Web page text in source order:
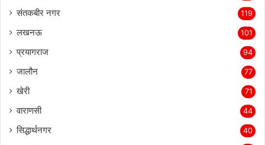
संतकबीर नगर 119
लखनऊ 101
प्रयागराज 94
जालौन 77
खेरी 71
वाराणसी 44
सिद्धार्थनगर 40